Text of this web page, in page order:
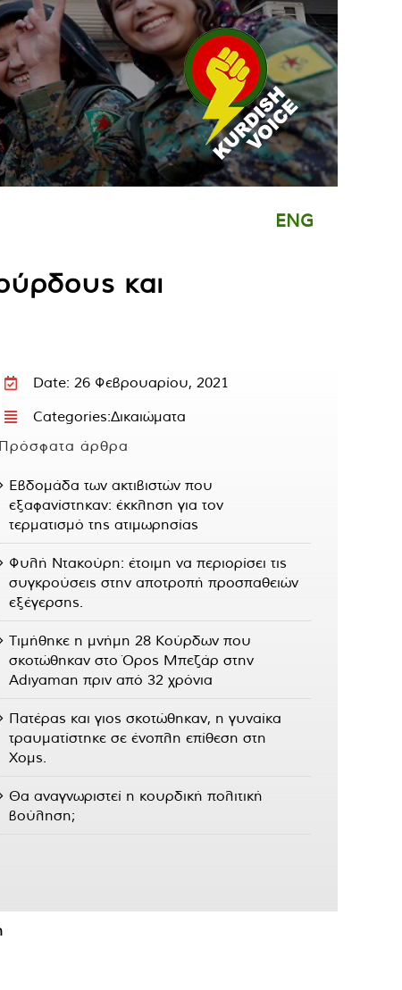
ENG
και
Date: 26 Φεβρουαρίου, 2021
Categories:Δικαιώματα
Πρόσφατα άρθρα
Εβδομάδα των ακτιβιστών που
εξαφανίστηκαν: έκκληση για τον
τερματισμό της ατιμωρησίας
Φυλή Ντακούρη: έτοιμη να περιορίσει τις
συγκρούσεις στην αποτροπή προσπαθειών
εξέγερσης.
Τιμήθηκε η μνήμη 28 Κούρδων που
σκοτώθηκαν στο Όρος Μπεζάρ στην
Adıyaman πριν από 32 χρόνια
Πατέρας και γιος σκοτώθηκαν, η γυναίκα
τραυματίστηκε σε ένοπλη επίθεση στη
Χομς.
Θα αναγνωριστεί η κουρδική πολιτική
βούληση;